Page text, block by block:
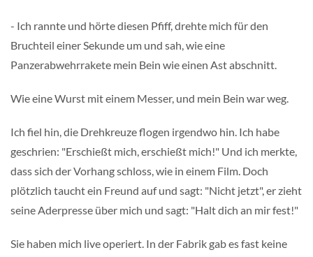
- Ich rannte und hörte diesen Pfiff, drehte mich für den
Bruchteil einer Sekunde um und sah, wie eine
Panzerabwehrrakete mein Bein wie einen Ast abschnitt.
Wie eine Wurst mit einem Messer, und mein Bein war weg.
Ich fiel hin, die Drehkreuze flogen irgendwo hin. Ich habe
geschrien: "Erschießt mich, erschießt mich!" Und ich merkte,
dass sich der Vorhang schloss, wie in einem Film. Doch
plötzlich taucht ein Freund auf und sagt: "Nicht jetzt", er zieht
seine Aderpresse über mich und sagt: "Halt dich an mir fest!"
Sie haben mich live operiert. In der Fabrik gab es fast keine